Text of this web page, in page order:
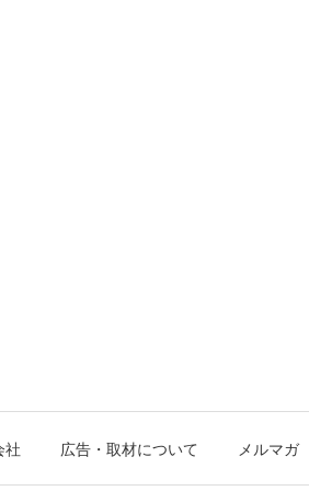
社 広告・取材について メルマガ